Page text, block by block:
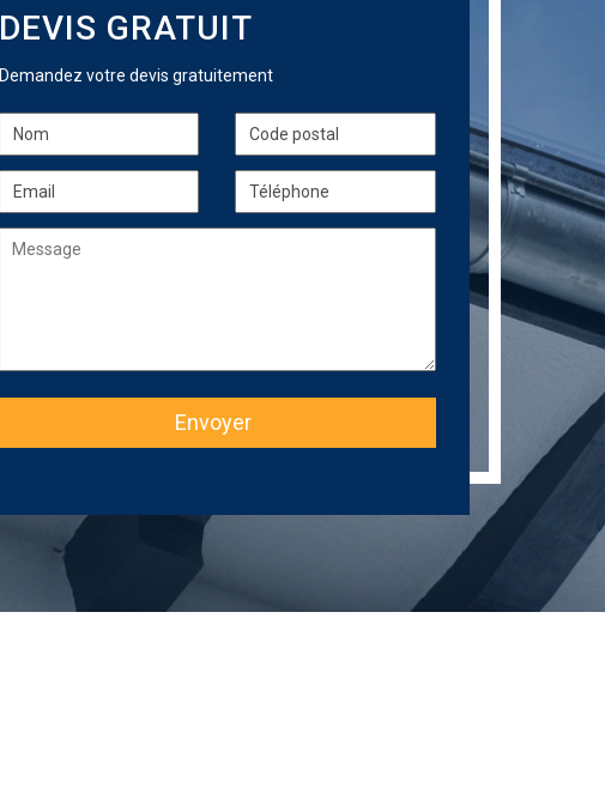
DEVIS GRATUIT
Demandez votre devis gratuitement